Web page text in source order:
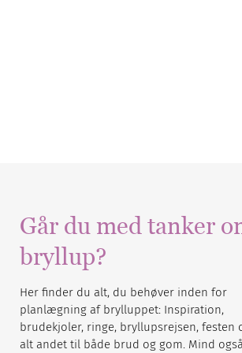
Går du med tanker
bryllup?
Her finder du alt, du behøver inden for
planlægning af brylluppet: Inspiration,
brudekjoler, ringe, bryllupsrejsen, festen
alt andet til både brud og gom. Mind også